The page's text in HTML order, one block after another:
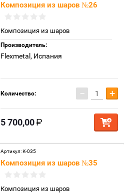
Композиция из шаров №26
Композиция из шаров
Производитель:
Flexmetal, Испания
Количество: − +
5 700,00
Артикул:К-035
Композиция из шаров №35
Композиция из шаров